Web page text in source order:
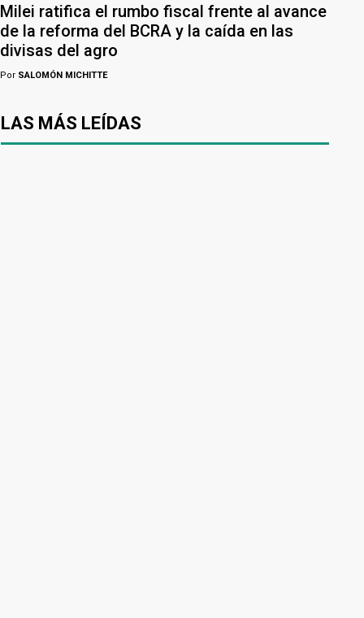
Milei ratifica el rumbo fiscal frente al avance
de la reforma del BCRA y la caída en las
divisas del agro
Por SALOMÓN MICHITTE
LAS MÁS LEÍDAS